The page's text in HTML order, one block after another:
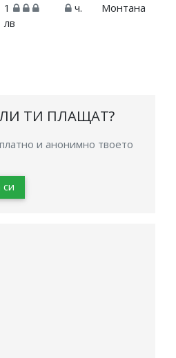
1
лв
ч. Монтана
ТИ ПЛАЩАТ?
и анонимно твоето
си